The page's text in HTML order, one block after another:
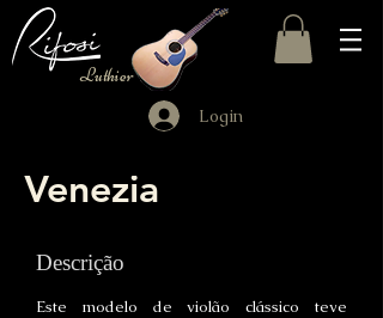
Luthier
Login
Venezia
Descrição
Este modelo de violão clássico teve